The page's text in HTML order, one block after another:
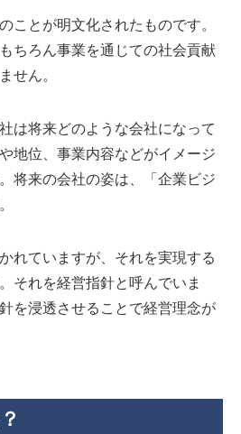
ことが明文化されたものです。
ちろん事業を通じての社会貢献
せん。
は将来どのような会社になって
地位、事業内容などがイメージ
将来の会社の姿は、「企業ビジ
れていますが、それを実現する
それを経営指針と呼んでいま
を浸透させることで経営理念が